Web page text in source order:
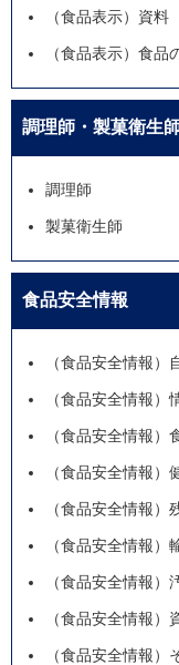
（食品表示）資料
（食品表示）食
調理師・製菓衛生
調理師
製菓衛生師
食品安全情報
（食品安全情報）
（食品安全情報）
（食品安全情報）
（食品安全情報）
（食品安全情報）
（食品安全情報）
（食品安全情報）
（食品安全情報）
（食品安全情報）